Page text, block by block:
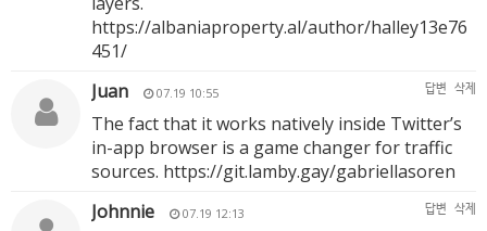
https://albaniaproperty.al/author/halley13e76
451/
Juan
07.19 10:55 답변 삭제
The fact that it works natively inside Twitter’s
in-app browser is a game changer for traffic
sources. https://git.lamby.gay/gabriellasoren
Johnnie
07.19 12:13 답변 삭제